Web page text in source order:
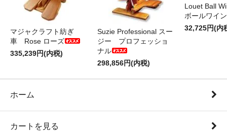
マジャクラフト紡ぎ
車 Rose ローズ
335,239円(内税)
Suzie Professional スー
ジー プロフェッショ
ナル
298,856円(内税)
Louet Ball
ボールワイ
32,725円(内
ホーム
カートを見る